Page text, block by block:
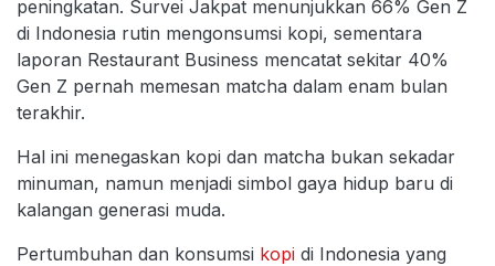
peningkatan. Survei Jakpat menunjukkan 66% Gen Z
di Indonesia rutin mengonsumsi kopi, sementara
laporan Restaurant Business mencatat sekitar 40%
Gen Z pernah memesan matcha dalam enam bulan
terakhir.
Hal ini menegaskan kopi dan matcha bukan sekadar
minuman, namun menjadi simbol gaya hidup baru di
kalangan generasi muda.
Pertumbuhan dan konsumsi kopi di Indonesia yang